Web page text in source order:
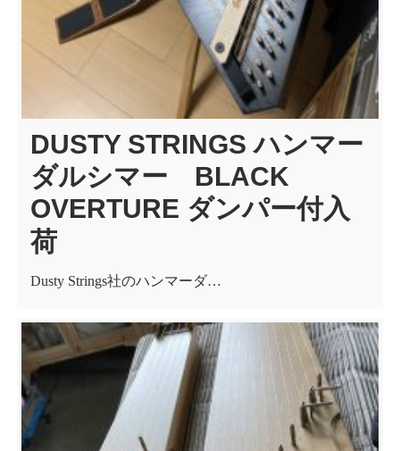
DUSTY STRINGS ハンマー
ダルシマー BLACK
OVERTURE ダンパー付入
荷
Dusty Strings社のハンマーダ…